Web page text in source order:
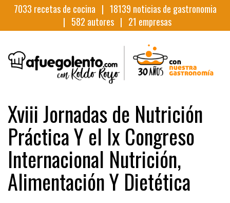
7033 recetas de cocina | 18139 noticias de gastronomia
| 582 autores | 21 empresas
Xviii Jornadas de Nutrición
Práctica Y el Ix Congreso
Internacional Nutrición,
Alimentación Y Dietética